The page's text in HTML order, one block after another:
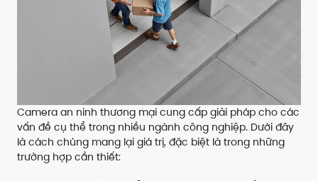
Camera an ninh thương mại cung cấp giải pháp cho các
vấn đề cụ thể trong nhiều ngành công nghiệp. Dưới đây
là cách chúng mang lại giá trị, đặc biệt là trong những
trường hợp cần thiết: